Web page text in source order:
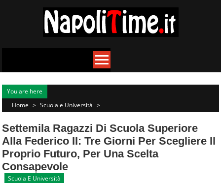
You are here
Home > Scuola e Università >
Settemila Ragazzi Di Scuola Superiore
Alla Federico II: Tre Giorni Per Scegliere Il
Proprio Futuro, Per Una Scelta
Consapevole
Scuola E Università